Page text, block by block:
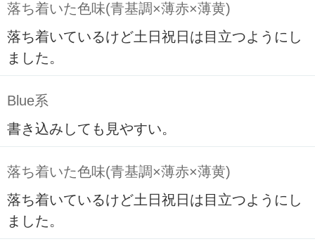
落ち着いた色味(青基調×薄赤×薄黄)
落ち着いているけど土日祝日は目立つようにし
ました。
Blue系
書き込みしても見やすい。
落ち着いた色味(青基調×薄赤×薄黄)
落ち着いているけど土日祝日は目立つようにし
ました。